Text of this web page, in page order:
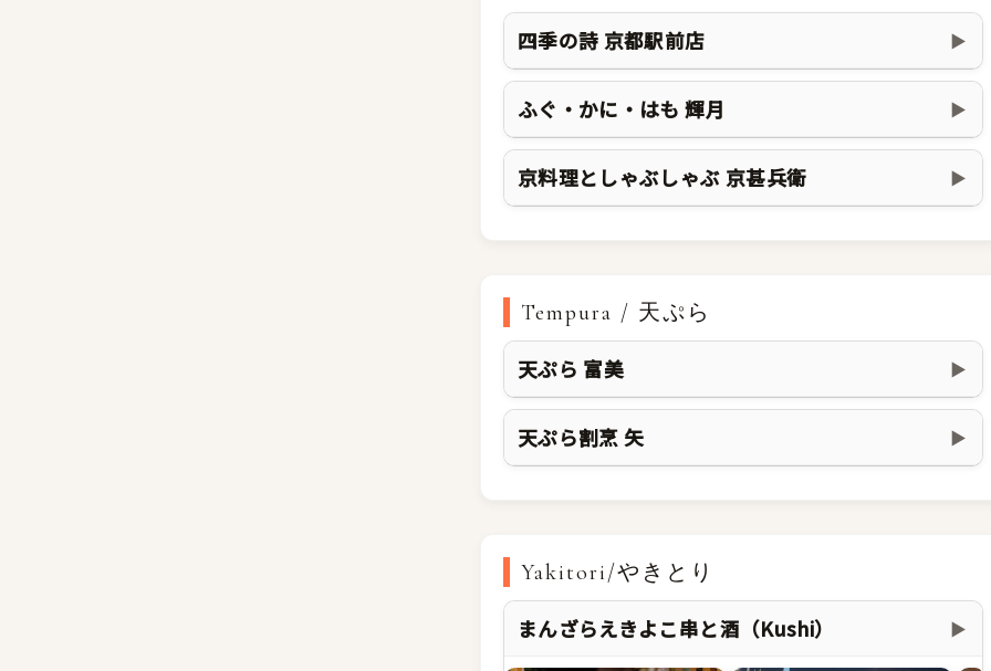
四季の詩 京都駅前店 ▶
ふぐ・かに・はも 輝月 ▶
京料理としゃぶしゃぶ 京甚兵衛 ▶
Tempura / 天ぷら
天ぷら 富美 ▶
天ぷら割烹 矢 ▶
Yakitori/やきとり
まんざらえきよこ串と酒（Kushi） ▶